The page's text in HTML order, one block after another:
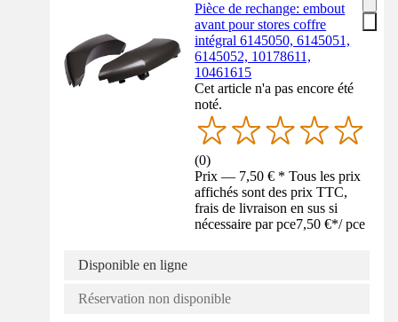
Pièce de rechange: embout
avant pour stores coffre
intégral 6145050, 6145051,
6145052, 10178611,
10461615
Cet article n'a pas encore été
noté.
(0)
Prix — 7,50 € * Tous les prix
affichés sont des prix TTC,
frais de livraison en sus si
nécessaire par pce7,50 €*/ pce
Disponible en ligne
Réservation non disponible